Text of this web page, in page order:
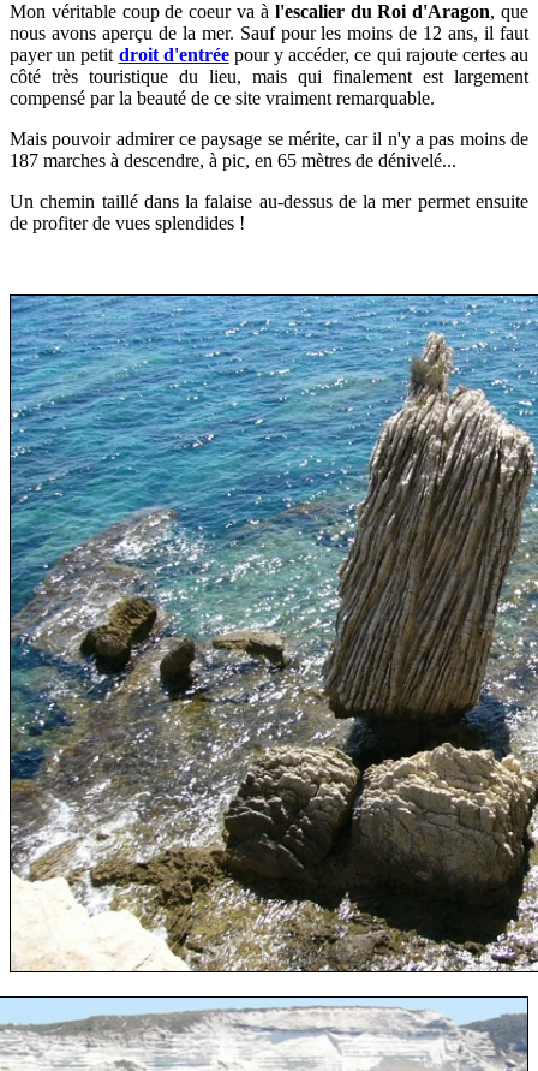
Mon véritable coup de coeur va à l'escalier du Roi d'Aragon, que
nous avons aperçu de la mer. Sauf pour les moins de 12 ans, il faut
payer un petit droit d'entréepour y accéder, ce qui rajoute certes au
côté très touristique du lieu, mais qui finalement est largement
compensé par la beauté de ce site vraiment remarquable.
Mais pouvoir admirer ce paysage se mérite, car il n'y a pas moins de
187 marches à descendre, à pic, en 65 mètres de dénivelé...
Un chemin taillé dans la falaise au-dessus de la mer permet ensuite
de profiter de vues splendides !